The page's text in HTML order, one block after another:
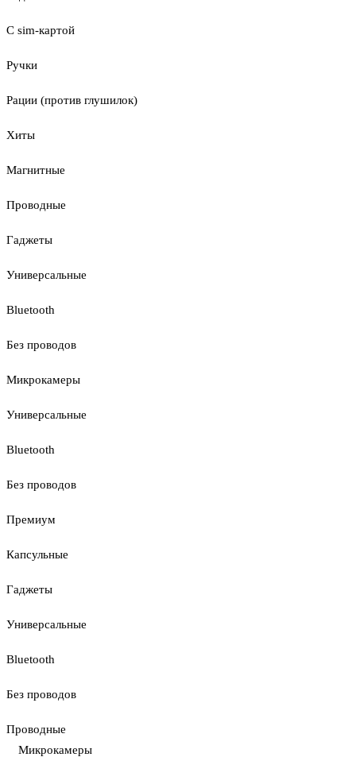
С sim-картой
Ручки
Рации (против глушилок)
Хиты
Магнитные
Проводные
Гаджеты
Универсальные
Bluetooth
Без проводов
Микрокамеры
Универсальные
Bluetooth
Без проводов
Премиум
Капсульные
Гаджеты
Универсальные
Bluetooth
Без проводов
Проводные
Микрокамеры